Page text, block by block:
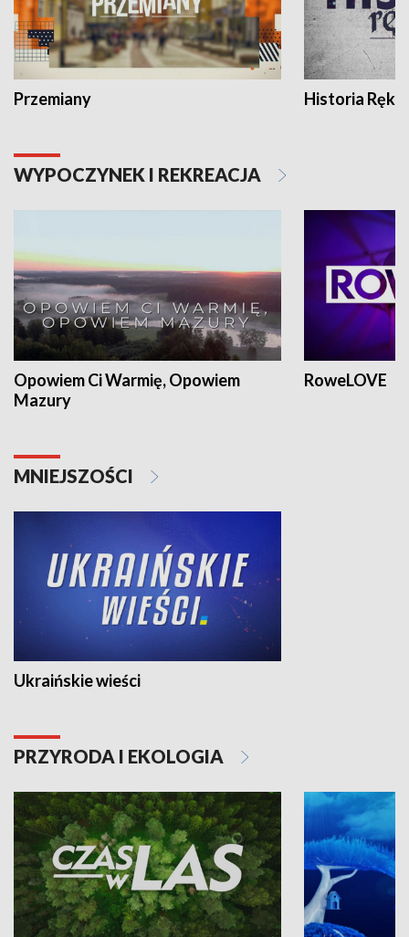
Przemiany Historia Ręką
WYPOCZYNEK I REKREACJA
Opowiem Ci Warmię, Opowiem
Mazury
RoweLOVE
MNIEJSZOŚCI
Ukraińskie wieści
PRZYRODA I EKOLOGIA